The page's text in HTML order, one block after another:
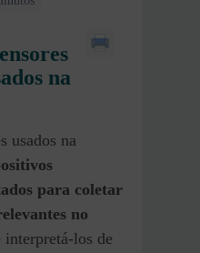
na
usados na
para coletar
no
interpretá-los de